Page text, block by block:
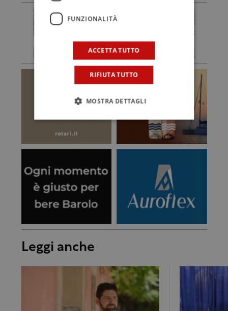
Leggi anche
FUNZIONALITÀ
ACCETTA TUTTO
RIFIUTA TUTTO
MOSTRA DETTAGLI